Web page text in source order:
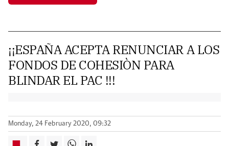
¡¡ESPAÑA ACEPTA RENUNCIAR A LOS
FONDOS DE COHESIÒN PARA
BLINDAR EL PAC !!!
Monday, 24 February 2020, 09:32